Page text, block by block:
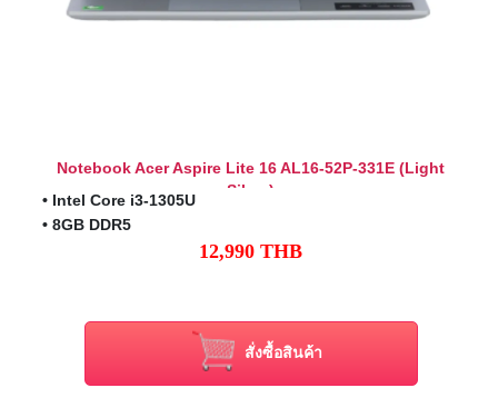
Notebook Acer Aspire Lite 16 AL16-52P-331E (Light
Silver)
• Intel Core i3-1305U
• 8GB DDR5
• 512GB NVMe PCIe M.2 SSD
• Windows 11 Home + Office Home & Student 2021
12,990 THB
สั่งซื้อสินค้า